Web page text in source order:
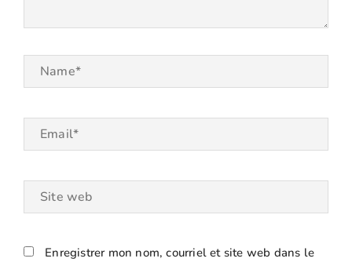
Name*
Email*
Site
Enregistrer mon nom, courriel et site web dans le